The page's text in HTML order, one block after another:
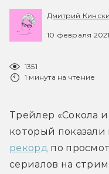
Дмитрий
10 февраля 2021
1351
1 минута на чтение
Трейлер «Сокола
который показали
рекорд по
сериалов на